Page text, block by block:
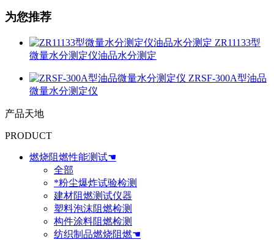
为您推荐
ZR11133型
微量水分测定仪油品水分测定
ZRSF-300A型油品
微量水分测定仪
产品天地
PRODUCT
燃烧阻燃性能测试☚
全部
*粉尘爆炸试验检测
建材阻燃测试仪器
塑料泡沫阻燃检测
构件涂料阻燃检测
纺织制品燃烧阻燃☚